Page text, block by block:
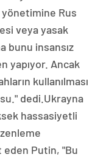
yönetimine Rus
veya yasak
bunu insansız
yapıyor. Ancak
kullanılması
dedi.Ukrayna
hassasiyetli
eden Putin, "Bu